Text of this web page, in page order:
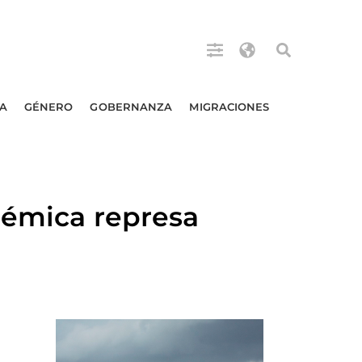
GÉNERO GOBERNANZA MIGRACIONES
represa